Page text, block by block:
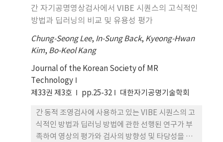
간 자기공명영상검사에서 VIBE 시퀀스의 고식적인
방법과 딥러닝의 비교 및 유용성 평가
Chung-Seong Lee, In-Sung Back, Kyeong-Hwan
Kim, Bo-Keol Kang
Journal of the Korean Society of MR
Technology
제33권 제3호
pp.25-32 대한자기공명기술학회
간 동적 조영검사에 사용하고 있는 VIBE 시퀀스의 고
식적인 방법과 딥러닝 방법에 관한 선행된 연구가 부
족하여 영상의 평가와 검사의 방향성 및 타당성을 제